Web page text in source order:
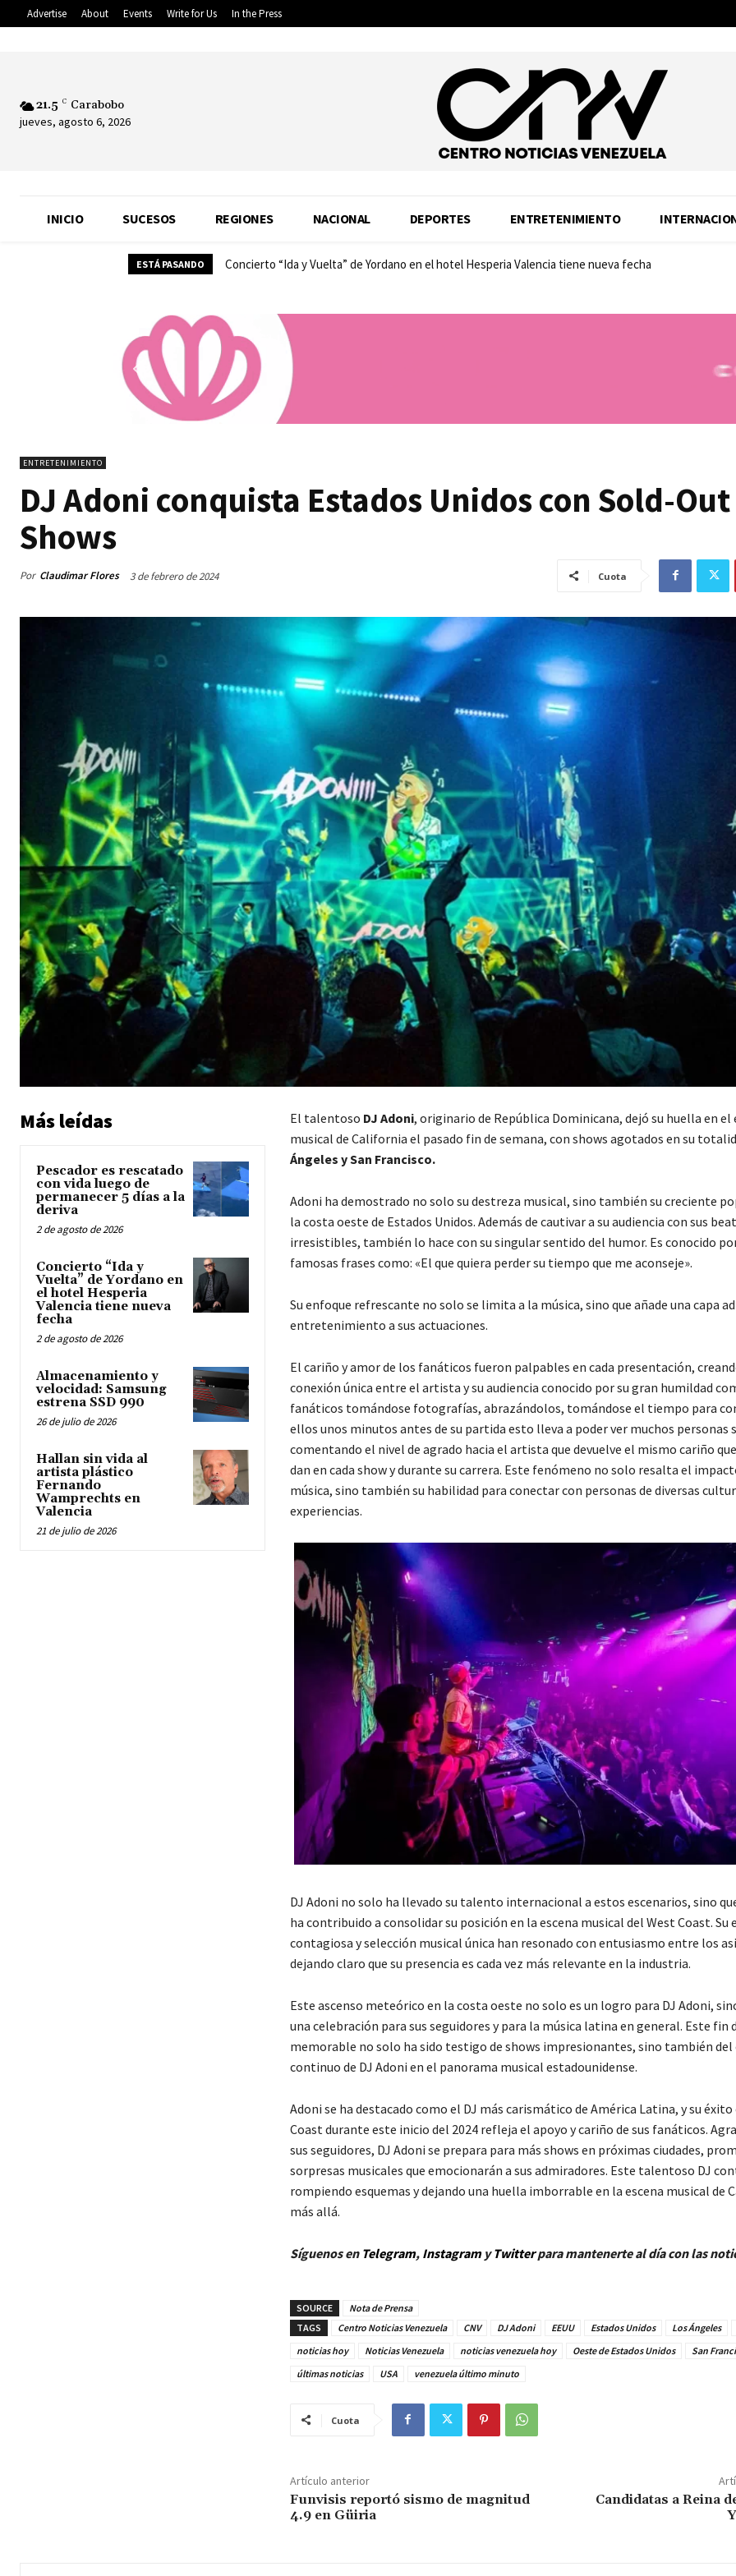
Advertise About Events Write for Us In the Press
21.5 C Carabobo
jueves, agosto 6, 2026
INICIO SUCESOS REGIONES NACIONAL DEPORTES ENTRETENIMIENTO
ESTÁ PASANDO Concierto “Ida y Vuelta” de Yordano en el hotel Hesperia Valencia tiene nueva fecha
ENTRETENIMIENTO
DJ Adoni conquista Estados Unidos con Sold-
Shows
Por Claudimar Flores 3 de febrero de 2024 Cuota
Más leídas
Pescador es rescatado
con vida luego de
permanecer 5 días a la
deriva
2 de agosto de 2026
Concierto “Ida y
Vuelta” de Yordano en
el hotel Hesperia
Valencia tiene nueva
fecha
2 de agosto de 2026
Almacenamiento y
velocidad: Samsung
estrena SSD 990
26 de julio de 2026
Hallan sin vida al
artista plástico
Fernando
Wamprechts en
Valencia
21 de julio de 2026
El talentoso DJ Adoni, originario de República Dominicana, dejó su huella en el
musical de California el pasado fin de semana, con shows agotados en su
Ángeles y San Francisco.
Adoni ha demostrado no solo su destreza musical, sino también su creciente
la costa oeste de Estados Unidos. Además de cautivar a su audiencia con sus
irresistibles, también lo hace con su singular sentido del humor. Es conocido
famosas frases como: «El que quiera perder su tiempo que me aconseje».
Su enfoque refrescante no solo se limita a la música, sino que añade una capa
entretenimiento a sus actuaciones.
El cariño y amor de los fanáticos fueron palpables en cada presentación,
conexión única entre el artista y su audiencia conocido por su gran humildad
fanáticos tomándose fotografías, abrazándolos, tomándose el tiempo para
ellos unos minutos antes de su partida esto lleva a poder ver muchos personas
comentando el nivel de agrado hacia el artista que devuelve el mismo cariño
dan en cada show y durante su carrera. Este fenómeno no solo resalta el
música, sino también su habilidad para conectar con personas de diversas
experiencias.
DJ Adoni no solo ha llevado su talento internacional a estos escenarios, sino
ha contribuido a consolidar su posición en la escena musical del West Coast. Su
contagiosa y selección musical única han resonado con entusiasmo entre los
dejando claro que su presencia es cada vez más relevante en la industria.
Este ascenso meteórico en la costa oeste no solo es un logro para DJ Adoni,
una celebración para sus seguidores y para la música latina en general. Este fin
memorable no solo ha sido testigo de shows impresionantes, sino también
continuo de DJ Adoni en el panorama musical estadounidense.
Adoni se ha destacado como el DJ más carismático de América Latina, y su éxito
Coast durante este inicio del 2024 refleja el apoyo y cariño de sus fanáticos.
sus seguidores, DJ Adoni se prepara para más shows en próximas ciudades,
sorpresas musicales que emocionarán a sus admiradores. Este talentoso DJ
rompiendo esquemas y dejando una huella imborrable en la escena musical de
más allá.
Síguenos en Telegram, InstagramyTwitterpara mantenerte al día con las
SOURCE
Nota de Prensa
TAGS
Centro Noticias Venezuela CNV DJ Adoni EEUU Estados Unidos
Los Ángeles
noticias hoy
Noticias Venezuela noticias venezuela hoy Oeste de Estados Unidos
San
últimas noticias
USA venezuela último minuto
Cuota
Artículo anterior
Funvisis reportó sismo de magnitud
4.9 en Güiria
Candidatas a Reina